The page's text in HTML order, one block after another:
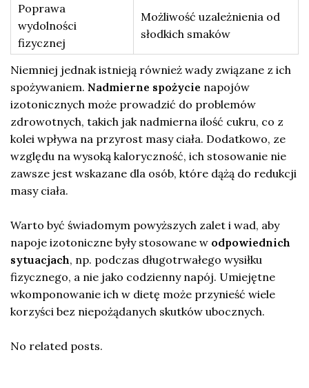
Poprawa
wydolności
fizycznej
Możliwość uzależnienia od
słodkich smaków
Niemniej jednak istnieją również wady związane z ich
spożywaniem. Nadmierne spożycie napojów
izotonicznych może prowadzić do problemów
zdrowotnych, takich jak nadmierna ilość cukru, co z
kolei wpływa na przyrost masy ciała. Dodatkowo, ze
względu na wysoką kaloryczność, ich stosowanie nie
zawsze jest wskazane dla osób, które dążą do redukcji
masy ciała.
Warto być świadomym powyższych zalet i wad, aby
napoje izotoniczne były stosowane w odpowiednich
sytuacjach, np. podczas długotrwałego wysiłku
fizycznego, a nie jako codzienny napój. Umiejętne
wkomponowanie ich w dietę może przynieść wiele
korzyści bez niepożądanych skutków ubocznych.
No related posts.